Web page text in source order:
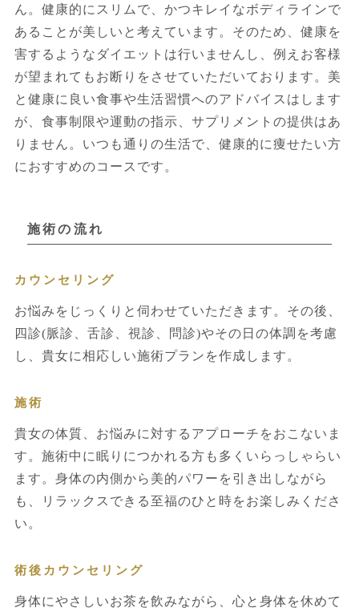
ん。健康的にスリムで、かつキレイなボディラインで
あることが美しいと考えています。そのため、健康を
害するようなダイエットは行いませんし、例えお客様
が望まれてもお断りをさせていただいております。美
と健康に良い食事や生活習慣へのアドバイスはします
が、食事制限や運動の指示、サプリメントの提供はあ
りません。いつも通りの生活で、健康的に痩せたい方
におすすめのコースです。
施術の流れ
カウンセリング
お悩みをじっくりと伺わせていただきます。その後、
四診(脈診、舌診、視診、問診)やその日の体調を考慮
し、貴女に相応しい施術プランを作成します。
施術
貴女の体質、お悩みに対するアプローチをおこないま
す。施術中に眠りにつかれる方も多くいらっしゃらい
ます。身体の内側から美的パワーを引き出しながら
も、リラックスできる至福のひと時をお楽しみくださ
い。
術後カウンセリング
身体にやさしいお茶を飲みながら、心と身体を休めて